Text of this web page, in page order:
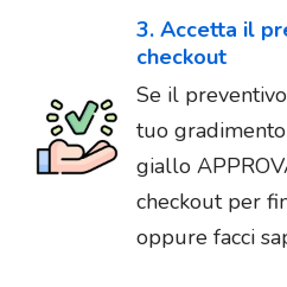
3. Accetta il
checkout
Se il
tuo
giallo
checkout per
oppure facci